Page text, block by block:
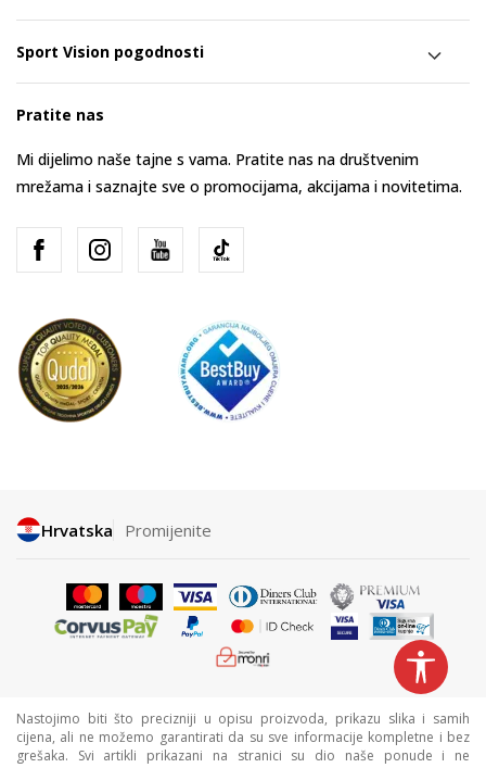
Sport Vision pogodnosti
Pratite nas
Mi dijelimo naše tajne s vama. Pratite nas na društvenim
mrežama i saznajte sve o promocijama, akcijama i novitetima.
Hrvatska Promijenite
Nastojimo biti što precizniji u opisu proizvoda, prikazu slika i samih
cijena, ali ne možemo garantirati da su sve informacije kompletne i bez
grešaka. Svi artikli prikazani na stranici su dio naše ponude i ne